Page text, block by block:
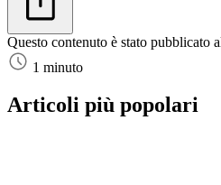
Questo contenuto è stato pubblicato
1 minuto
Articoli più popolari